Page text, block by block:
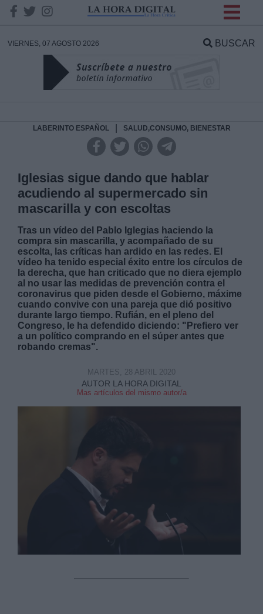
VIERNES, 07 AGOSTO 2026 BUSCAR
LABERINTO ESPAÑOL SALUD,CONSUMO, BIENESTAR
Iglesias sigue dando que hablar
acudiendo al supermercado sin
mascarilla y con escoltas
Tras un vídeo del Pablo Iglegias haciendo la
compra sin mascarilla, y acompañado de su
escolta, las críticas han ardido en las redes. El
vídeo ha tenido especial éxito entre los círculos de
la derecha, que han criticado que no diera ejemplo
al no usar las medidas de prevención contra el
coronavirus que piden desde el Gobierno, máxime
cuando convive con una pareja que dió positivo
durante largo tiempo. Rufián, en el pleno del
Congreso, le ha defendido diciendo: "Prefiero ver
a un político comprando en el súper antes que
robando cremas".
AUTOR LA HORA DIGITAL
Mas artículos del mismo autor/a
MARTES, 28 ABRIL 2020
DATOS
Responsable:
Legitimación:
Destinatarios:
Derechos:
link
Información adicional